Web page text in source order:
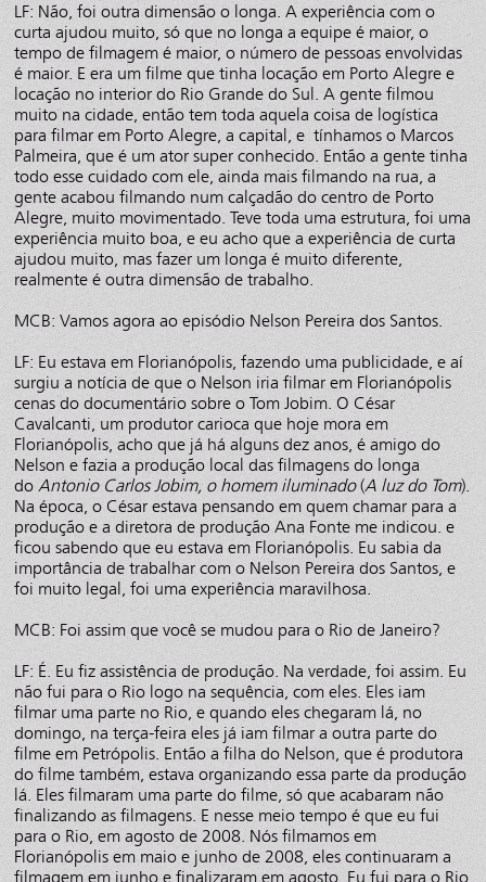
LF: Não, foi outra dimensão o longa. A experiência com o
curta ajudou muito, só que no longa a equipe é maior, o
tempo de filmagem é maior, o número de pessoas envolvidas
é maior. E era um filme que tinha locação em Porto Alegre e
locação no interior do Rio Grande do Sul. A gente filmou
muito na cidade, então tem toda aquela coisa de logística
para filmar em Porto Alegre, a capital, e tínhamos o Marcos
Palmeira, que é um ator super conhecido. Então a gente tinha
todo esse cuidado com ele, ainda mais filmando na rua, a
gente acabou filmando num calçadão do centro de Porto
Alegre, muito movimentado. Teve toda uma estrutura, foi uma
experiência muito boa, e eu acho que a experiência de curta
ajudou muito, mas fazer um longa é muito diferente,
realmente é outra dimensão de trabalho.
MCB: Vamos agora ao episódio Nelson Pereira dos Santos.
LF: Eu estava em Florianópolis, fazendo uma publicidade, e aí
surgiu a notícia de que o Nelson iria filmar em Florianópolis
cenas do documentário sobre o Tom Jobim. O César
Cavalcanti, um produtor carioca que hoje mora em
Florianópolis, acho que já há alguns dez anos, é amigo do
Nelson e fazia a produção local das filmagens do longa
doAntonio Carlos Jobim, o homem iluminado(A luz do Tom).
Na época, o César estava pensando em quem chamar para a
produção e a diretora de produção Ana Fonte me indicou. e
ficou sabendo que eu estava em Florianópolis. Eu sabia da
importância de trabalhar com o Nelson Pereira dos Santos, e
foi muito legal, foi uma experiência maravilhosa.
MCB: Foi assim que você se mudou para o Rio de Janeiro?
LF: É. Eu fiz assistência de produção. Na verdade, foi assim. Eu
não fui para o Rio logo na sequência, com eles. Eles iam
filmar uma parte no Rio, e quando eles chegaram lá, no
domingo, na terça-feira eles já iam filmar a outra parte do
filme em Petrópolis. Então a filha do Nelson, que é produtora
do filme também, estava organizando essa parte da produção
lá. Eles filmaram uma parte do filme, só que acabaram não
finalizando as filmagens. E nesse meio tempo é que eu fui
para o Rio, em agosto de 2008. Nós filmamos em
Florianópolis em maio e junho de 2008, eles continuaram a
filmagem em junho e finalizaram em agosto. Eu fui para o Rio